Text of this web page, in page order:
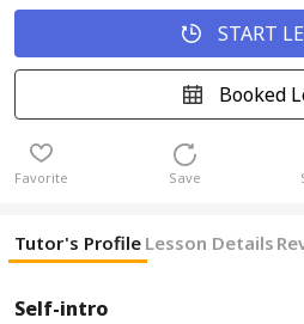
START
Booked
Favorite Save
Tutor's Profile Lesson Details
Self-intro